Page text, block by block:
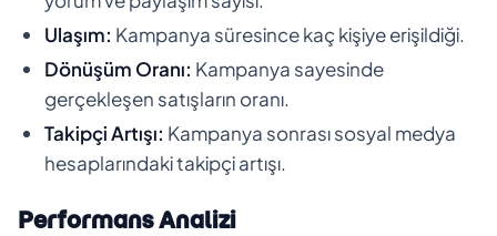
Ulaşım: Kampanya süresince kaç kişiye erişildiği.
Dönüşüm Oranı: Kampanya sayesinde
gerçekleşen satışların oranı.
Takipçi Artışı: Kampanya sonrası sosyal medya
hesaplarındaki takipçi artışı.
Performans Analizi